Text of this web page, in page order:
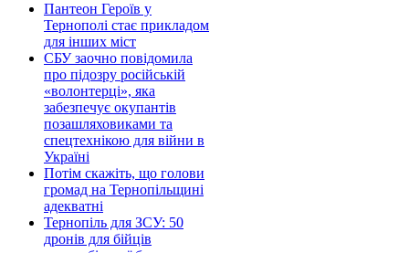
Пантеон Героїв у
Тернополі стає прикладом
для інших міст
СБУ заочно повідомила
про підозру російській
«волонтерці», яка
забезпечує окупантів
позашляховиками та
спецтехнікою для війни в
Україні
Потім скажіть, що голови
громад на Тернопільщині
адекватні
Тернопіль для ЗСУ: 50
дронів для бійців